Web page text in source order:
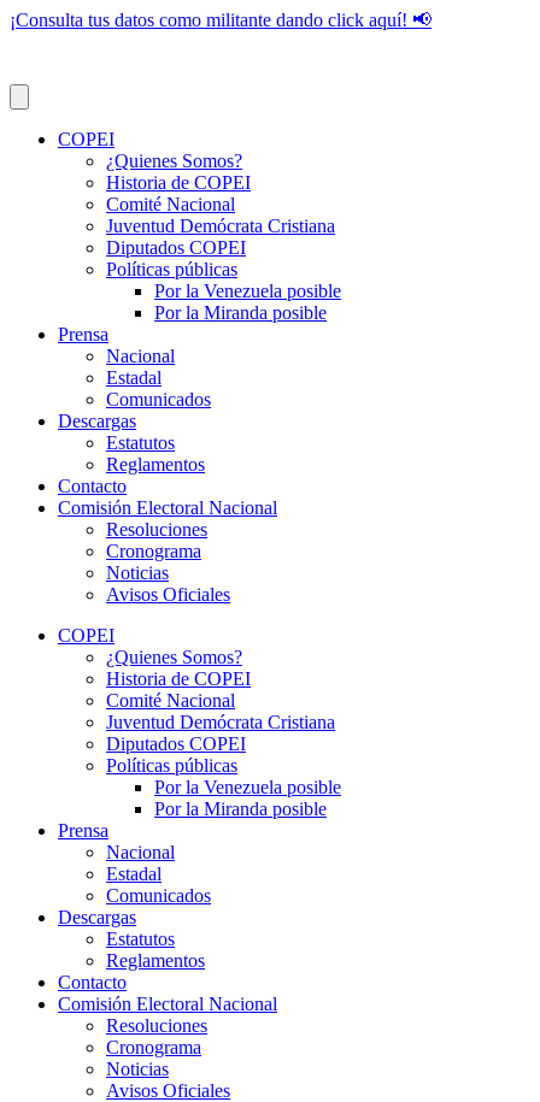
¡Consulta tus datos como militante dando click aquí! 📢
COPEI
¿Quienes Somos?
Historia de COPEI
Comité Nacional
Juventud Demócrata Cristiana
Diputados COPEI
Políticas públicas
Por la Venezuela posible
Por la Miranda posible
Prensa
Nacional
Estadal
Comunicados
Descargas
Estatutos
Reglamentos
Contacto
Comisión Electoral Nacional
Resoluciones
Cronograma
Noticias
Avisos Oficiales
COPEI
¿Quienes Somos?
Historia de COPEI
Comité Nacional
Juventud Demócrata Cristiana
Diputados COPEI
Políticas públicas
Por la Venezuela posible
Por la Miranda posible
Prensa
Nacional
Estadal
Comunicados
Descargas
Estatutos
Reglamentos
Contacto
Comisión Electoral Nacional
Resoluciones
Cronograma
Noticias
Avisos Oficiales